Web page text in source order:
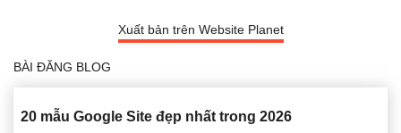
Xuất bản trên Website Planet
BÀI ĐĂNG BLOG
20 mẫu Google Site đẹp nhất trong 2026